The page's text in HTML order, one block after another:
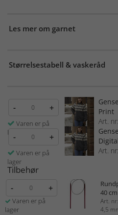
Les mer om garnet
Størrelsestabell & vaskeråd
- +
Varen er på
lager
Print
Art.
- +
Varen er på
lager
Art.
Tilbehør
- +
Varen er på
lager
40 cm
Art.
4,5